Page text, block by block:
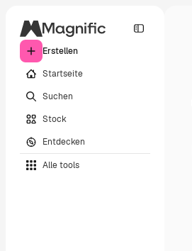
Erstellen
Startseite
Suchen
Stock
Entdecken
Alle tools